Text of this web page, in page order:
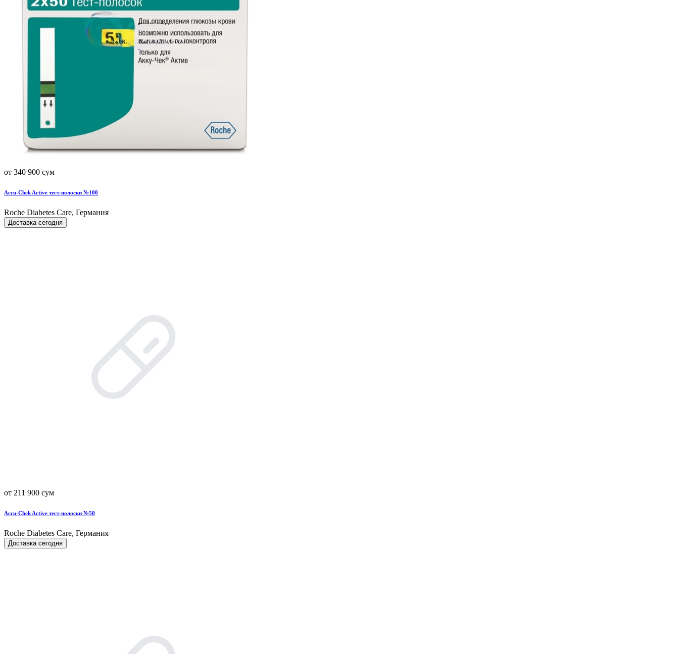
от 340 900 сум
Accu-Chek Active тест-полоски №100
Roche Diabetes Care, Германия
Доставка сегодня
от 211 900 сум
Accu-Chek Active тест-полоски №50
Roche Diabetes Care, Германия
Доставка сегодня